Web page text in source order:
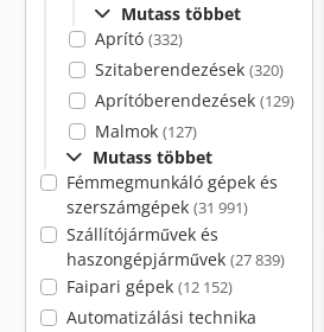
Mutass többet
Aprító (332)
Szitaberendezések (320)
Aprítóberendezések (129)
Malmok (127)
Mutass többet
Fémmegmunkáló gépek és
szerszámgépek (31 991)
Szállítójárművek és
haszongépjárművek (27 839)
Faipari gépek (12 152)
Automatizálási technika